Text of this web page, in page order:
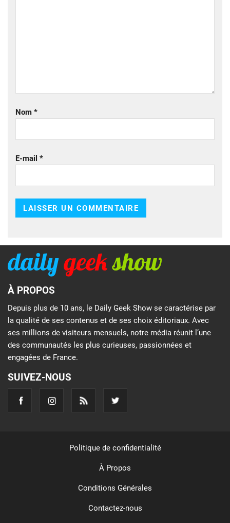
Nom *
E-mail *
À PROPOS
Depuis plus de 10 ans, le Daily Geek Show se caractérise par
la qualité de ses contenus et de ses choix éditoriaux. Avec
ses millions de visiteurs mensuels, notre média réunit l’une
des communautés les plus curieuses, passionnées et
engagées de France.
SUIVEZ-NOUS
Politique de confidentialité
À Propos
Conditions Générales
Contactez-nous